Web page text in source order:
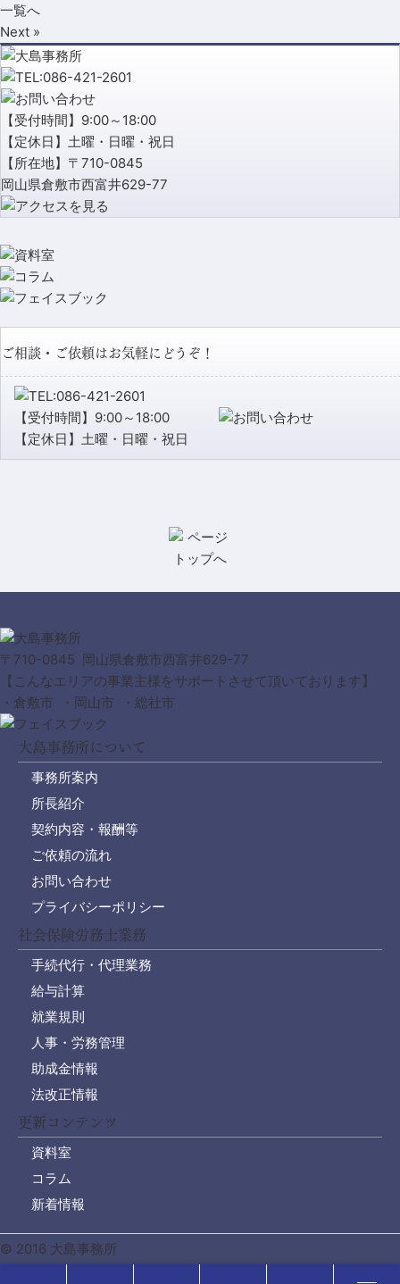
一覧へ
Next »
【受付時間】9:00～18:00
【定休日】土曜・日曜・祝日
【所在地】〒710-0845
岡山県倉敷市西富井629-77
ご相談・ご依頼はお気軽にどうぞ！
【受付時間】9:00～18:00
【定休日】土曜・日曜・祝日
〒710-0845 岡山県倉敷市西富井629-77
【こんなエリアの事業主様をサポートさせて頂いております】
・倉敷市 ・岡山市 ・総社市
大島事務所について
事務所案内
所長紹介
契約内容・報酬等
ご依頼の流れ
お問い合わせ
プライバシーポリシー
社会保険労務士業務
手続代行・代理業務
給与計算
就業規則
人事・労務管理
助成金情報
法改正情報
更新コンテンツ
資料室
コラム
新着情報
© 2016 大島事務所